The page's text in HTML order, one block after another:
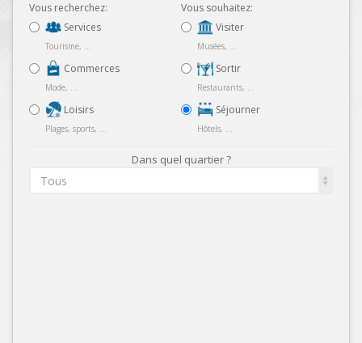
Vous recherchez:
Services
Tourisme, ...
Commerces
Mode, ...
Loisirs
Plages, sports, ...
Vous souhaitez:
Visiter
Musées, ...
Sortir
Restaurants, ...
Séjourner
Hôtels, ...
Dans quel quartier ?
Tous